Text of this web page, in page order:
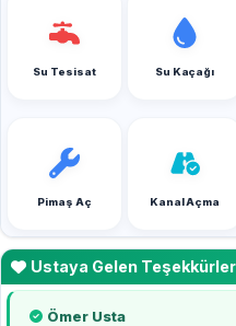
Su Tesisat Su Kaçağı
Pimaş Aç Kanal Açma
Ustaya Gelen Teşekkürler
Ömer Usta